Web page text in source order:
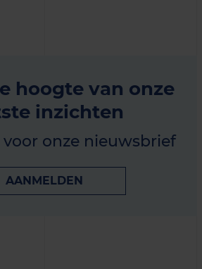
hoogte van onze
inzichten
voor onze nieuwsbrief
AANMELDEN